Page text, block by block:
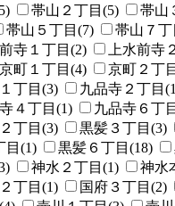
帯山２丁目(5) 帯山
帯山５丁目(7) 帯山７丁
前寺１丁目(2) 上水前寺
京町１丁目(4) 京町２丁
丁目(3) 九品寺２丁目
４丁目(1) 九品寺６丁
丁目(3) 黒髪３丁目(3)
目(1) 黒髪６丁目(18)
神水２丁目(1) 神水
丁目(1) 国府３丁目(2)